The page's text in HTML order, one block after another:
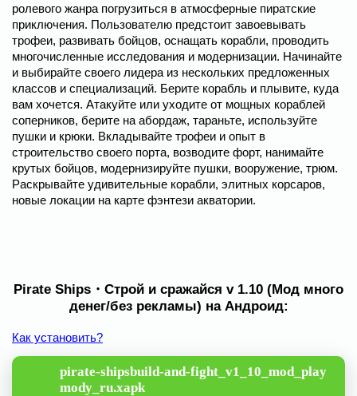
ролевого жанра погрузиться в атмосферные пиратские
приключения. Пользователю предстоит завоевывать
трофеи, развивать бойцов, оснащать корабли, проводить
многочисленные исследования и модернизации. Начинайте
и выбирайте своего лидера из нескольких предложенных
классов и специализаций. Берите корабль и плывите, куда
вам хочется. Атакуйте или уходите от мощных кораблей
соперников, берите на абордаж, тараньте, используйте
пушки и крюки. Вкладывайте трофеи и опыт в
строительство своего порта, возводите форт, нанимайте
крутых бойцов, модернизируйте пушки, вооружение, трюм.
Раскрывайте удивительные корабли, элитных корсаров,
новые локации на карте фэнтези акватории.
Pirate Ships・Строй и сражайся v 1.10 (Мод много
денег/без рекламы) на Андроид:
Как установить?
pirate-shipsbuild-and-fight_v1_10_mod_play
mody_ru.xapk